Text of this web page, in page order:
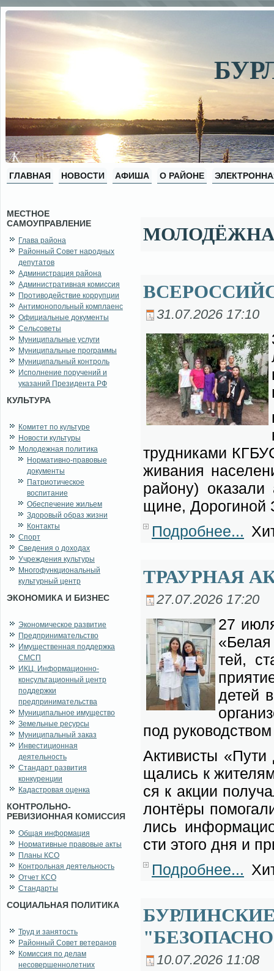
ГЛАВНАЯ НОВОСТИ АФИША О РАЙОНЕ
МЕСТНОЕ
САМОУПРАВЛЕНИЕ
Глава района
Районный Совет народных
депутатов
Администрация района
Административная комиссия
Противодействие коррупции
Антимонопольный комплаенс
Официальные документы
Сельсоветы
Муниципальные услуги
Муниципальные программы
Муниципальный контроль
Исполнение поручений и
указаний Президента РФ
КУЛЬТУРА
Комитет по культуре
Новости культуры
Молодежная политика
Нормативно-правовые
документы
Патриотическое
воспитание
Обеспечение жильем
Здоровый образ жизни
Контакты
Спорт
Сведения о доходах
Учреждения культуры
Многофункциональный
культурный центр
ЭКОНОМИКА И БИЗНЕС
Экономическое развитие
Предпринимательство
Имущественная поддержка
СМСП
ИКЦ. Информационно-
консультационный центр
поддержки
предпринимательства
Муниципальное имущество
Земельные ресурсы
Муниципальный заказ
Инвестиционная
деятельность
Стандарт развития
конкуренции
Кадастровая оценка
КОНТРОЛЬНО-
РЕВИЗИОННАЯ КОМИССИЯ
Общая информация
Нормативные правовые акты
Планы КСО
Контрольная деятельность
Отчет КСО
Стандарты
СОЦИАЛЬНАЯ ПОЛИТИКА
Труд и занятость
Районный Совет ветеранов
Комиссия по делам
несовершеннолетних
31.07.2026 17:10
труд­ни­ка­ми
жи­ва­ния
рай­о­ну)
щине, До­ро­ги­ной
Подробнее...
ТРАУРНАЯ
27.07.2026 17:20
27
тей,
де­тей
под
Ак­ти­ви­сты
ща­лись к
ся к ак­ции
лон­тё­ры
лись
сти это­го дня и
Подробнее...
10.07.2026 11:08